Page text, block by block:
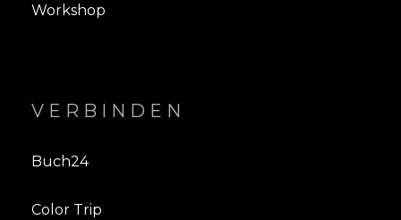
Workshop
VERBINDEN
Buch24
Color Trip